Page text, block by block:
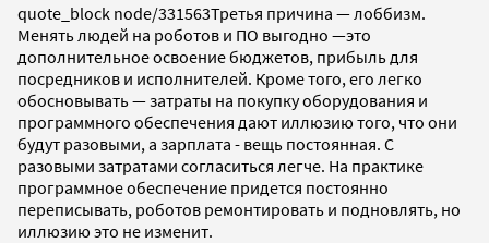
quote_block node/331563Третья причина — лоббизм.
Менять людей на роботов и ПО выгодно —это
дополнительное освоение бюджетов, прибыль для
посредников и исполнителей. Кроме того, его легко
обосновывать — затраты на покупку оборудования и
программного обеспечения дают иллюзию того, что они
будут разовыми, а зарплата - вещь постоянная. С
разовыми затратами согласиться легче. На практике
программное обеспечение придется постоянно
переписывать, роботов ремонтировать и подновлять, но
иллюзию это не изменит.